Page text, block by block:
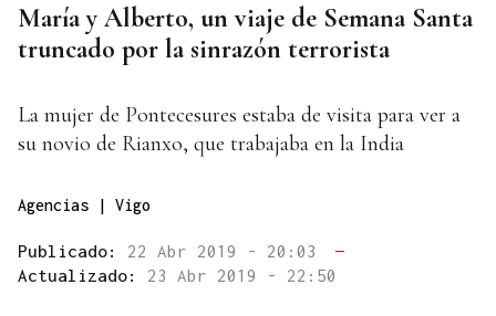
María y Alberto, un viaje de Semana Santa
truncado por la sinrazón terrorista
La mujer de Pontecesures estaba de visita para ver a
su novio de Rianxo, que trabajaba en la India
Agencias | Vigo
Publicado: 22 Abr 2019 - 20:03
—
Actualizado: 23 Abr 2019 - 22:50